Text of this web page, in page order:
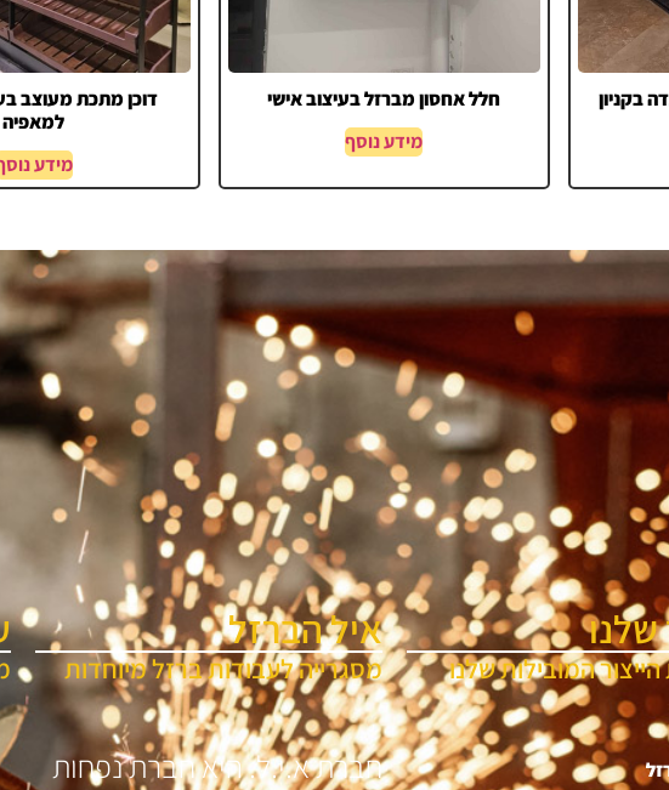
בקניון
חלל אחסון מברזל בעיצוב אישי
מידע נוסף
דוכן מתכת מעוצב
למאפיה
מידע
שלנו
הייצור המובילות שלנו
איל הברזל
מסגרייה לעבודות ברזל מיוחדות
חברת א.י.ל. היא חברת נפחות